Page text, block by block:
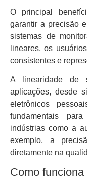
O principal
garantir a precisão
sistemas de
lineares, os
consistentes e
A linearidade de
aplicações, desde
eletrônicos
fundamentais
indústrias como a
exemplo, a
diretamente na
Como